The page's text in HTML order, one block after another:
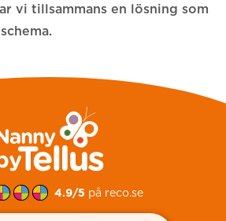
vi tillsammans en lösning som
4.9/5 på reco.se